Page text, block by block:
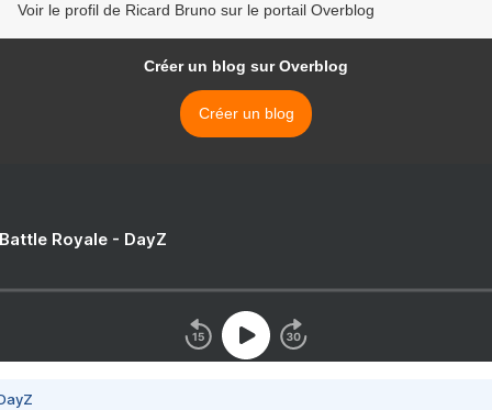
Voir le profil de Ricard Bruno sur le portail Overblog
Créer un blog sur Overblog
Créer un blog
Royale - DayZ